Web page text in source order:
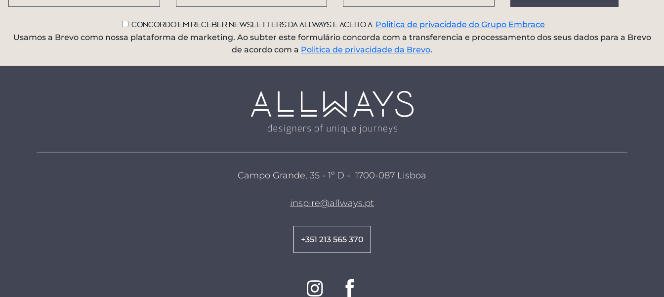
Concordo em receber newsletters da Allways e aceito a Politica de privacidade do Grupo Embrace
Usamos a Brevo como nossa plataforma de marketing. Ao subter este formulário concorda com a transferencia e processamento dos seus dados para a Brevo
de acordo com a Politica de privacidade da Brevo.
Campo Grande, 35 - 1º D - 1700-087 Lisboa
inspire@allways.pt
+351 213 565 370